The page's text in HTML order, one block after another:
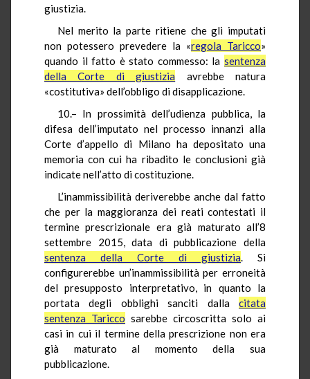
giustizia.
Nel merito la parte ritiene che gli imputati
non potessero prevedere la «regola Taricco»
quando il fatto è stato commesso: la sentenza
della Corte di giustizia avrebbe natura
«costitutiva» dell’obbligo di disapplicazione.
10.– In prossimità dell’udienza pubblica, la
difesa dell’imputato nel processo innanzi alla
Corte d’appello di Milano ha depositato una
memoria con cui ha ribadito le conclusioni già
indicate nell’atto di costituzione.
L’inammissibilità deriverebbe anche dal fatto
che per la maggioranza dei reati contestati il
termine prescrizionale era già maturato all’8
settembre 2015, data di pubblicazione della
sentenza della Corte di giustizia. Si
configurerebbe un’inammissibilità per erroneità
del presupposto interpretativo, in quanto la
portata degli obblighi sanciti dalla citata
sentenza Taricco sarebbe circoscritta solo ai
casi in cui il termine della prescrizione non era
già maturato al momento della sua
pubblicazione.